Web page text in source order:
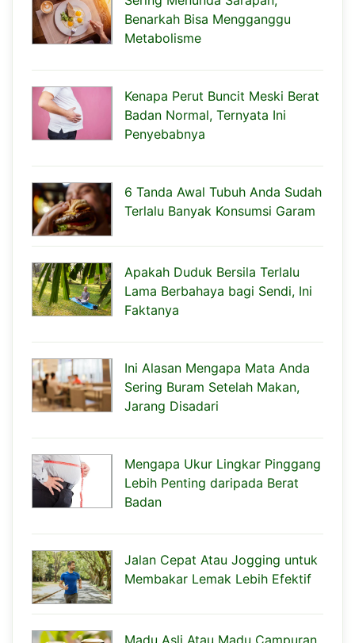
Benarkah Bisa Mengganggu
Metabolisme
Kenapa Perut Buncit Meski Berat
Badan Normal, Ternyata Ini
Penyebabnya
6 Tanda Awal Tubuh Anda Sudah
Terlalu Banyak Konsumsi Garam
Apakah Duduk Bersila Terlalu
Lama Berbahaya bagi Sendi, Ini
Faktanya
Ini Alasan Mengapa Mata Anda
Sering Buram Setelah Makan,
Jarang Disadari
Mengapa Ukur Lingkar Pinggang
Lebih Penting daripada Berat
Badan
Jalan Cepat Atau Jogging untuk
Membakar Lemak Lebih Efektif
Madu Asli Atau Madu Campuran,